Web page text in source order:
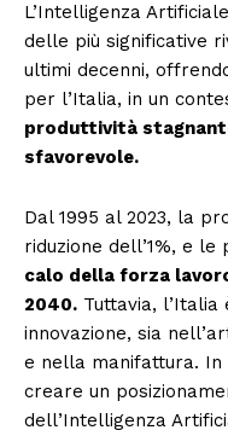
L’Intelligenza
delle più significative
ultimi decenni,
per l’Italia, in un
produttività
sfavorevole.
Dal 1995 al 2023, la
riduzione dell’1%, e
calo della forza
2040. Tuttavia,
innovazione, sia
e nella manifattura. In
creare un
dell’Intelligenza